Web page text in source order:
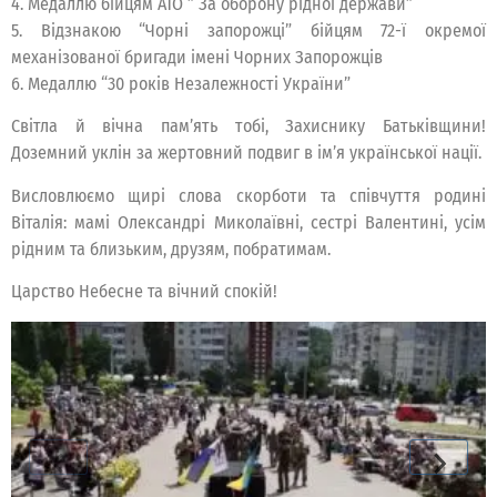
5. Відзнакою “Чорні запорожці” бійцям 72-ї окремої
механізованої бригади імені Чорних Запорожців
6. Медаллю “30 років Незалежності України”
Світла й вічна пам’ять тобі, Захиснику Батьківщини!
Доземний уклін за жертовний подвиг в ім’я української нації.
Висловлюємо щирі слова скорботи та співчуття родині
Віталія: мамі Олександрі Миколаївні, сестрі Валентині, усім
рідним та близьким, друзям, побратимам.
Царство Небесне та вічний спокій!